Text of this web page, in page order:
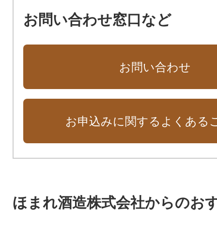
お問い合わせ窓口など
お問い合わせ
お申込みに関するよくある
ほまれ酒造株式会社からのお